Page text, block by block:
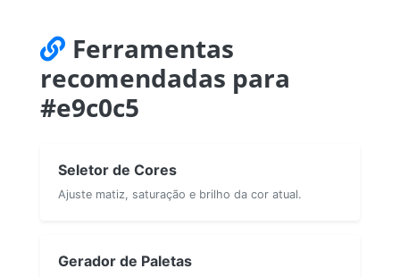
Ferramentas
recomendadas para
#e9c0c5
Seletor de Cores
Ajuste matiz, saturação e brilho da cor atual.
Gerador de Paletas